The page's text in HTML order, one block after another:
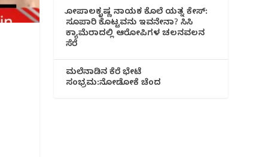
ಗೋಪಾಲಕೃಷ್ಣ ನಾಯಕ ಕೊಲೆ ಯತ್ನ ಕೇಸ್:
ಸೂಪಾರಿ ಕೊಟ್ಟವನು ಇವನೇನಾ? ಸಿಸಿ
ಕ್ಯಾಮೆರಾದಲ್ಲಿ ಆರೋಪಿಗಳ ಚಲನವಲನ
ಸೆರೆ
ಮಲೆನಾಡಿ‌ನ ಕೆರೆ ಭೇಟೆ
ಸಂಭ್ರಮ:ನೋಡೋಕೆ ಚೆಂದ